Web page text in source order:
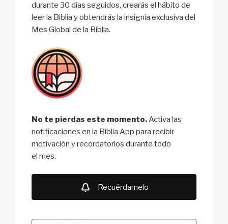
durante 30 días seguidos, crearás el hábito de
leer la Biblia y obtendrás la insignia exclusiva del
Mes Global de la Biblia.
No te pierdas este momento.Activa las
notificaciones en la Biblia App para recibir
motivación y recordatorios durante todo
el mes.
Recuérdamelo